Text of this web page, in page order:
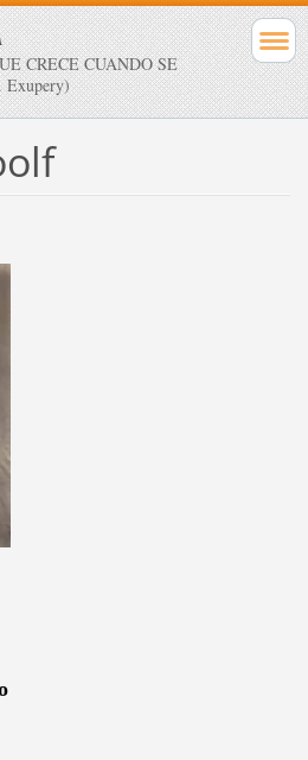
CRECE CUANDO SE
Exupery)